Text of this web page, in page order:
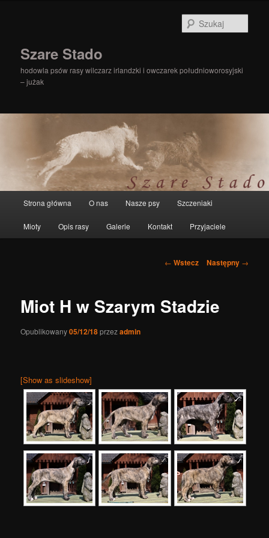
Szare Stado
hodowla psów rasy wilczarz irlandzki i owczarek południoworosyjski
– jużak
Przeskocz
do
Strona główna O nas Nasze psy Szczeniaki
Mioty Opis rasy Galerie Kontakt Przyjaciele
Zobacz
← Wstecz Następny →
Miot H w Szarym Stadzie
Opublikowany05/12/18przezadmin
[Show as slideshow]